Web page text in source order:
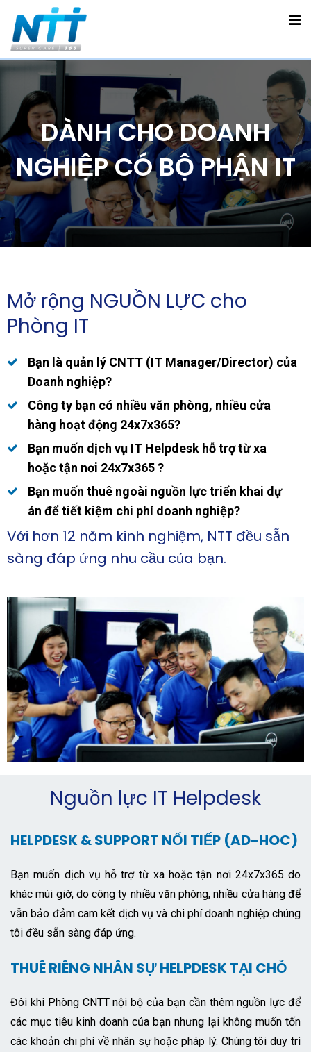
DÀNH CHO DOANH
NGHIỆP CÓ BỘ PHẬN IT
Mở rộng NGUỒN LỰC cho
Phòng IT
Bạn là quản lý CNTT (IT Manager/Director) của
Doanh nghiệp?
Công ty bạn có nhiều văn phòng, nhiều cửa
hàng hoạt động 24x7x365?
Bạn muốn dịch vụ IT Helpdesk hỗ trợ từ xa
hoặc tận nơi 24x7x365 ?
Bạn muốn thuê ngoài nguồn lực triển khai dự
án để tiết kiệm chi phí doanh nghiệp?
Với hơn 12 năm kinh nghiệm, NTT đều sẵn
sàng đáp ứng nhu cầu của bạn.
Nguồn lực IT Helpdesk
HELPDESK & SUPPORT NỐI TIẾP (AD-HOC)
Bạn muốn dịch vụ hỗ trợ từ xa hoặc tận nơi 24x7x365 do
khác múi giờ, do công ty nhiều văn phòng, nhiều cửa hàng để
vẫn bảo đảm cam kết dịch vụ và chi phí doanh nghiệp chúng
tôi đều sẵn sàng đáp ứng.
THUÊ RIÊNG NHÂN SỰ HELPDESK TẠI CHỖ
Đôi khi Phòng CNTT nội bộ của bạn cần thêm nguồn lực để
các mục tiêu kinh doanh của bạn nhưng lại không muốn tốn
các khoản chi phí về nhân sự hoặc pháp lý. Chúng tôi duy trì